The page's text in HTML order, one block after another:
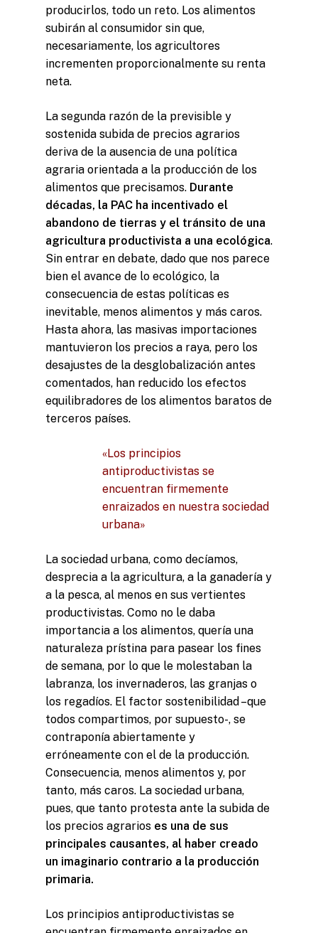
producirlos, todo un reto. Los alimentos
subirán al consumidor sin que,
necesariamente, los agricultores
incrementen proporcionalmente su renta
neta.
La segunda razón de la previsible y
sostenida subida de precios agrarios
deriva de la ausencia de una política
agraria orientada a la producción de los
alimentos que precisamos. Durante
décadas, la PAC ha incentivado el
abandono de tierras y el tránsito de una
agricultura productivista a una ecológica.
Sin entrar en debate, dado que nos parece
bien el avance de lo ecológico, la
consecuencia de estas políticas es
inevitable, menos alimentos y más caros.
Hasta ahora, las masivas importaciones
mantuvieron los precios a raya, pero los
desajustes de la desglobalización antes
comentados, han reducido los efectos
equilibradores de los alimentos baratos de
terceros países.
«Los principios
antiproductivistas se
encuentran firmemente
enraizados en nuestra sociedad
urbana»
La sociedad urbana, como decíamos,
desprecia a la agricultura, a la ganadería y
a la pesca, al menos en sus vertientes
productivistas. Como no le daba
importancia a los alimentos, quería una
naturaleza prístina para pasear los fines
de semana, por lo que le molestaban la
labranza, los invernaderos, las granjas o
los regadíos. El factor sostenibilidad –que
todos compartimos, por supuesto-, se
contraponía abiertamente y
erróneamente con el de la producción.
Consecuencia, menos alimentos y, por
tanto, más caros. La sociedad urbana,
pues, que tanto protesta ante la subida de
los precios agrarios es una de sus
principales causantes, al haber creado
un imaginario contrario a la producción
primaria.
Los principios antiproductivistas se